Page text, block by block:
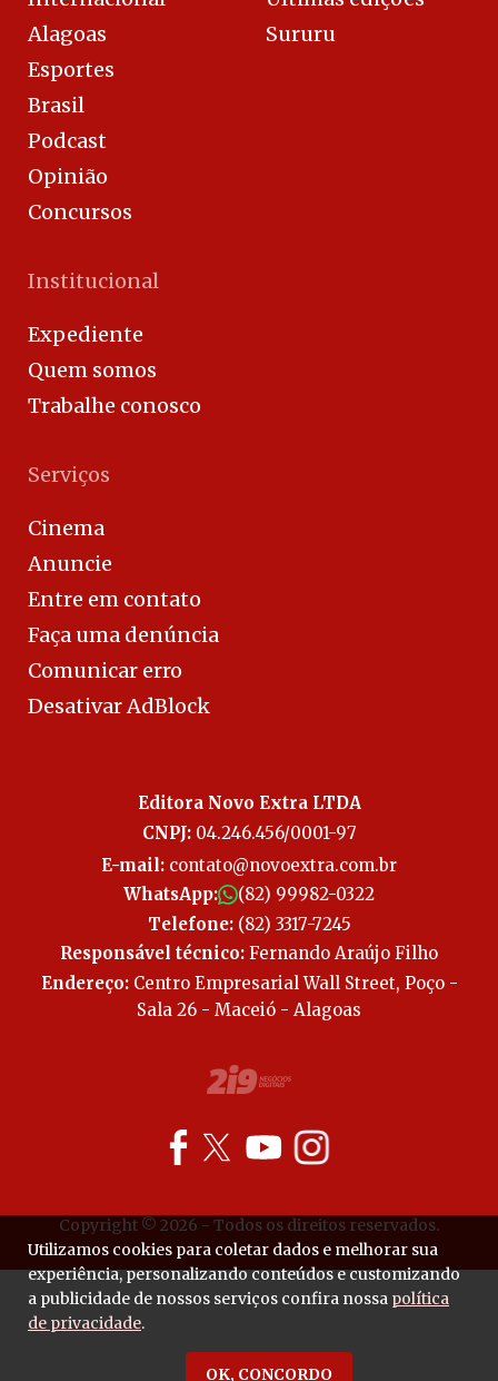
Alagoas
Esportes
Brasil
Podcast
Opinião
Concursos
Sururu
Institucional
Expediente
Quem somos
Trabalhe conosco
Serviços
Cinema
Anuncie
Entre em contato
Faça uma denúncia
Comunicar erro
Desativar AdBlock
Editora Novo Extra LTDA
CNPJ:04.246.456/0001-97
E-mail: contato@novoextra.com.br
WhatsApp:
(82) 99982-0322
Telefone:(82) 3317-7245
Responsável técnico: Fernando Araújo Filho
Endereço:Centro Empresarial Wall Street, Poço -
Sala 26 - Maceió - Alagoas
Copyright © 2026 - Todos os direitos reservados.
Utilizamos cookies para coletar dados e melhorar sua
experiência, personalizando conteúdos e customizando
a publicidade de nossos serviços confira nossa política
de privacidade.
OK, CONCORDO